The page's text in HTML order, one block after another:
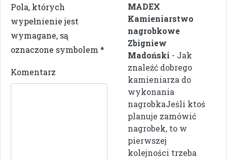
Pola, których
wypełnienie jest
wymagane, są
oznaczone symbolem *
Komentarz
MADEX
Kamieniarstwo
nagrobkowe
Zbigniew
Madoński - Jak
znaleźć dobrego
kamieniarza do
wykonania
nagrobkaJeśli ktoś
planuje zamówić
nagrobek, to w
pierwszej
kolejności trzeba